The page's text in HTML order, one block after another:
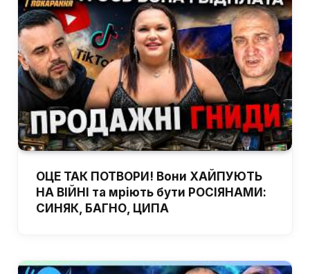
ОЦЕ ТАК ПОТВОРИ! Вони ХАЙПУЮТЬ
НА ВІЙНІ та мріють бути РОСІЯНАМИ:
СИНЯК, БАГНО, ЦИПА